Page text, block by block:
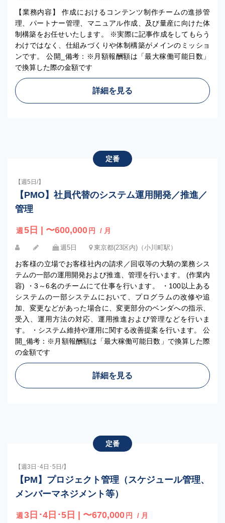
【業務内容】 作成におけるコンテンツ制作チームの進捗管
理、パートナー管理、マニュアル作成、及び量産に向けた体
制構築をお任せいたします。 ※実際に記事作成をしてもらう
わけではなく、仕組みづくりや体制構築がメインのミッショ
ンです。 公開_備考：※月額報酬額は「最大稼働可能日数」
で換算した際の金額です
詳細を見る
定番
【週5日/】
【PMO】社員代替のシステム運用開発／推進／
管理
週 5日 | 〜600,000 円 / 月
週5日 東京都(23区内)（小川町駅）
お客様の立場でお客様社内の請求／回収等の大騎の業務シス
テムの一部の運用開発および推進、管理を行います。 (作業内
容) ・3～6名のチームにて仕事を行います。 ・100以上ある
システムの一部システムにおいて、プログラムの改修や追
加、変更などがあった場合に、変更部分のベンダへの指示、
受入、運用方法の対応、運用推進および管理などを行いま
す。 ・システム維持や運用に関する改善提案を行います。 公
開_備考：※月額報酬額は「最大稼働可能日数」で換算した際
の金額です
詳細を見る
定番
【週3日･4日･5日/】
【PM】プロジェクト管理（スケジュール管理、
メンバーマネジメント等）
週 3日･4日･5日 | 〜670,000 円 / 月